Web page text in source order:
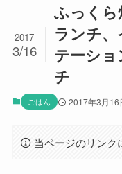
ふっく
ランチ
テーショ
チ
2017
3/16
ごはん 2017年3月16
当ページのリンク